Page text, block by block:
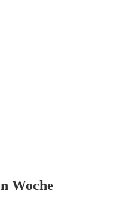
Woche